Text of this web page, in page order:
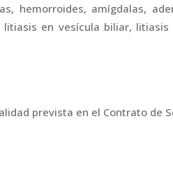
hemorroides, amígdalas,
en vesícula biliar,
prevista en el Contrato de